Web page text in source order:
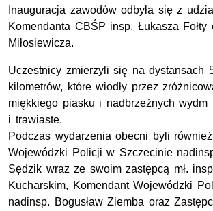
Inauguracja zawodów odbyła się z
Komendanta CBŚP insp. Łukasza Fołty
Miłosiewicza.
Uczestnicy zmierzyli się na dystansach
kilometrów, które wiodły przez
miękkiego piasku i nadbrzeżnych
i trawiaste.
Podczas wydarzenia obecni byli
Wojewódzki Policji w Szczecinie
Sędzik wraz ze swoim zastępcą mł.
Kucharskim, Komendant Wojewódzki
nadinsp. Bogusław Ziemba oraz